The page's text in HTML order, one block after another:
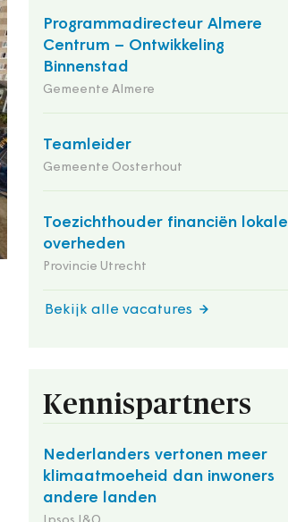
Programmadirecteur Almere
Centrum – Ontwikkeling
Binnenstad
Gemeente Almere
Teamleider
Gemeente Oosterhout
Toezichthouder financiën lokale
overheden
Provincie Utrecht
Bekijk alle vacatures
Kennispartners
Nederlanders vertonen meer
klimaatmoeheid dan inwoners
andere landen